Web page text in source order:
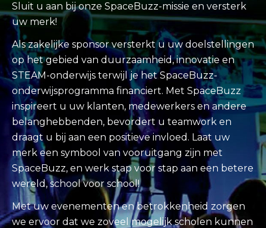
Sluit u aan bij onze SpaceBuzz-missie en versterk
uw merk!
Als zakelijke sponsor versterkt u uw doelstellingen
op het gebied van duurzaamheid, innovatie en
STEAM-onderwijs terwijl je het SpaceBuzz-
onderwijsprogramma financiert. Met SpaceBuzz
inspireert u uw klanten, medewerkers en andere
belanghebbenden, bevordert u teamwork en
draagt u bij aan een positieve invloed. Laat uw
merk een symbool van vooruitgang zijn met
SpaceBuzz, en werk stap voor stap aan een betere
wereld, school voor school!
Met uw evenementen en betrokkenheid zorgen
we ervoor dat we zoveel mogelijk scholen kunnen